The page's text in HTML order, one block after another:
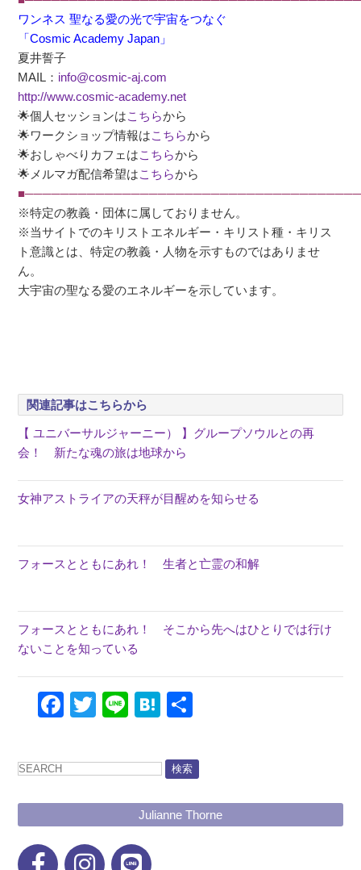
ワンネス 聖なる愛の光で宇宙をつなぐ
「Cosmic Academy Japan」
夏井誓子
MAIL： info@cosmic-aj.com
http://www.cosmic-academy.net
🌟個人セッションはこちらから
🌟ワークショップ情報はこちらから
🌟おしゃべりカフェはこちらから
🌟メルマガ配信希望はこちらから
※特定の教義・団体に属しておりません。
※当サイトでのキリストエネルギー・キリスト種・キリス
ト意識とは、特定の教義・人物を示すものではありませ
ん。
大宇宙の聖なる愛のエネルギーを示しています。
関連記事はこちらから
【 ユニバーサルジャーニー） 】グループソウルとの再
会！ 新たな魂の旅は地球から
女神アストライアの天秤が目醒めを知らせる
フォースとともにあれ！ 生者と亡霊の和解
フォースとともにあれ！ そこから先へはひとりでは行け
ないことを知っている
Facebook
Twitter
LineHatena
共
検索
Julianne Thorne